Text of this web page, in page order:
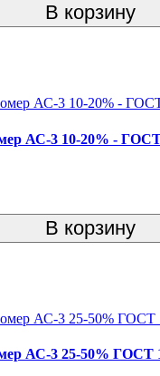
В корзину
АС-3 10-20% - ГОСТ
В корзину
АС-3 25-50% ГОСТ